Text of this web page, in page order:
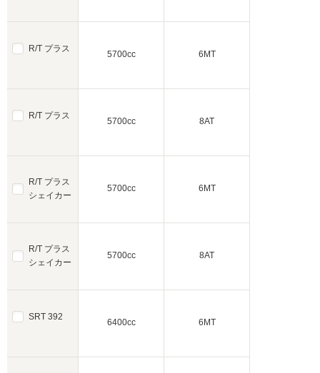
R/T プラス
R/T プラス
R/T プラス
シェイカー
R/T プラス
シェイカー
SRT 392
5700cc 6MT
5700cc 8AT
5700cc 6MT
5700cc 8AT
6400cc 6MT